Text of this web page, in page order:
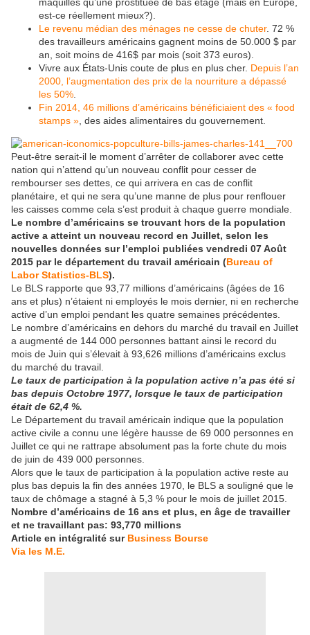
est-ce réellement mieux?).
Le revenu médian des ménages ne cesse de chuter. 72 %
des travailleurs américains gagnent moins de 50.000 $ par
an, soit moins de 416$ par mois (soit 373 euros).
Vivre aux États-Unis coute de plus en plus cher. Depuis l’an
2000, l’augmentation des prix de la nourriture a dépassé
les 50%
Fin 2014, 46 millions d’américains bénéficiaient des « food
stamps » , des aides alimentaires du gouvernement.
Peut-être serait-il le moment d’arrêter de collaborer avec cette
nation qui n’attend qu’un nouveau conflit pour cesser de
rembourser ses dettes, ce qui arrivera en cas de conflit
planétaire, et qui ne sera qu’une manne de plus pour renflouer
les caisses comme cela s’est produit à chaque guerre mondiale.
Le nombre d’américains se trouvant hors de la population
active a atteint un nouveau record en Juillet, selon les
nouvelles données sur l’emploi publiées vendredi 07 Août
2015 par le département du travail américain (Bureau of
Labor Statistics-BLS).
Le BLS rapporte que 93,77 millions d’américains (âgées de 16
ans et plus) n’étaient ni employés le mois dernier, ni en recherche
active d’un emploi pendant les quatre semaines précédentes.
Le nombre d’américains en dehors du marché du travail en Juillet
a augmenté de 144 000 personnes battant ainsi le record du
mois de Juin qui s’élevait à 93,626 millions d’américains exclus
du marché du travail.
Le taux de participation à la population active n’a pas été si
bas depuis Octobre 1977, lorsque le taux de participation
était de 62,4 %.
Le Département du travail américain indique que la population
active civile a connu une légère hausse de 69 000 personnes en
Juillet ce qui ne rattrape absolument pas la forte chute du mois
de juin de 439 000 personnes.
Alors que le taux de participation à la population active reste au
plus bas depuis la fin des années 1970, le BLS a souligné que le
taux de chômage a stagné à 5,3 % pour le mois de juillet 2015.
Nombre d’américains de 16 ans et plus, en âge de travailler
et ne travaillant pas: 93,770 millions
Article en intégralité sur Business Bourse
Via les M.E.